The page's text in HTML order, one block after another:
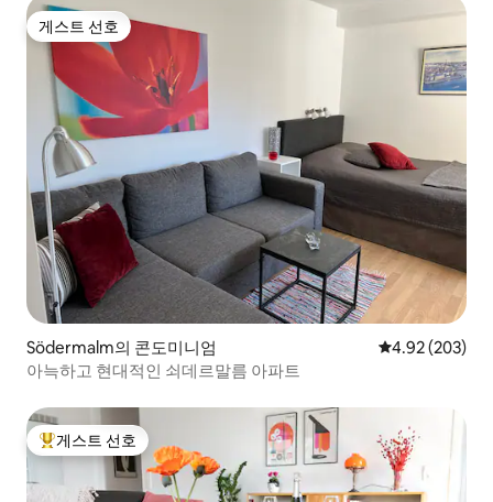
게스트 선호
게스트 선호
Södermalm의 콘도미니엄 평점 4.92점(5
4.92 (203)
아늑하고 현대적인 쇠데르말름 아파트
상위 게스트 선호
게스트 선호